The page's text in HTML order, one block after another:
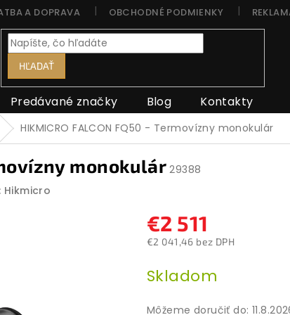
A DOPRAVA OBCHODNÉ PODMIENKY
HĽADAŤ
Predávané značky Blog Kontakty
HIKMICRO FALCON FQ50 - Termovízny monokulár
monokulár 29388
Hikmicro
€2 511
€2 041,46 bez DPH
cena:
Skladom
Môžeme doručiť do: